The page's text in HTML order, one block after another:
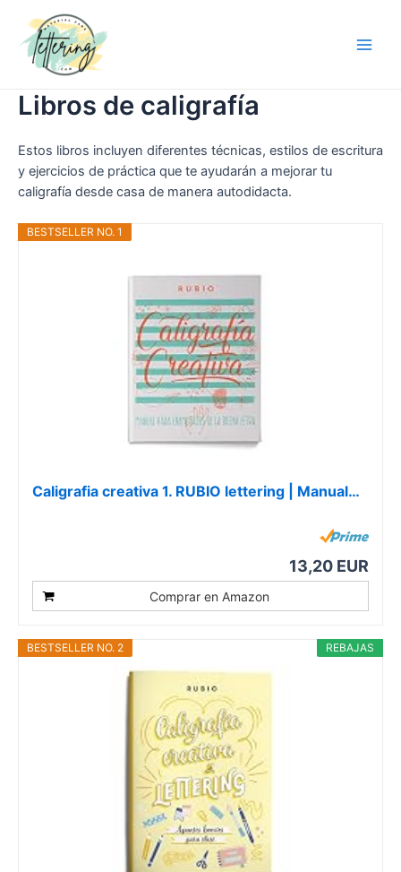
Libros de caligrafía
Estos libros incluyen diferentes técnicas, estilos de escritura
y ejercicios de práctica que te ayudarán a mejorar tu
caligrafía desde casa de manera autodidacta.
BESTSELLER NO. 1
Caligrafia creativa 1. RUBIO lettering | Manual…
13,20 EUR
Comprar en Amazon
REBAJAS
BESTSELLER NO. 2